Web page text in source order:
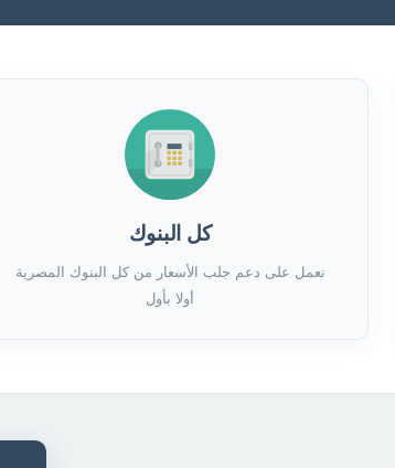
كل البنوك
نعمل على دعم جلب الأسعار من كل البنوك المصرية
أولا بأول